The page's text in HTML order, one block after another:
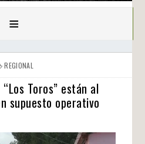
≡
REGIONAL
Toros” están al
supuesto operativo